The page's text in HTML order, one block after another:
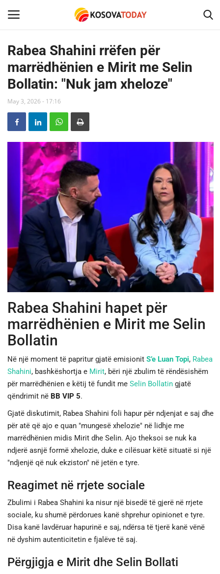
Home
KOSOVA
SHQIPERIA
MAQEDONIA
SHOWBIZ
BOTA
TECH
JETA
SPORTI
SHENDETI
Rabea Shahini rrëfen për
marrëdhënien e Mirit me Selin
Bollatin: "Nuk jam xheloze"
May 3, 2026 - 17:16
Rabea Shahini hapet për
marrëdhënien e Mirit me Selin
Bollatin
Në një moment të papritur gjatë emisionit S’e Luan Topi, Rabea
Shahini, bashkëshortja e Mirit, bëri një zbulim të rëndësishëm
për marrëdhënien e këtij të fundit me Selin Bollatin gjatë
qëndrimit në BB VIP 5.
Gjatë diskutimit, Rabea Shahini foli hapur për ndjenjat e saj dhe
për atë që ajo e quan "mungesë xhelozie" në lidhje me
marrëdhënien midis Mirit dhe Selin. Ajo theksoi se nuk ka
ndjerë asnjë formë xhelozie, duke e cilësuar këtë situatë si një
"ndjenjë që nuk ekziston" në jetën e tyre.
Reagimet në rrjete sociale
Zbulimi i Rabea Shahini ka nisur një bisedë të gjerë në rrjete
sociale, ku shumë përdorues kanë shprehur opinionet e tyre.
Disa kanë lavdëruar hapurinë e saj, ndërsa të tjerë kanë vënë
në dyshim autenticitetin e fjalëve të saj.
Përgjigja e Mirit dhe Selin Bollati